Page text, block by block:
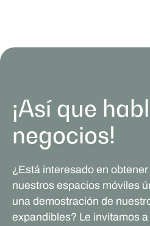
¡Así que
negocios!
¿Está interesado en
nuestros espacios móviles
una demostración de
expandibles? Le invitamos